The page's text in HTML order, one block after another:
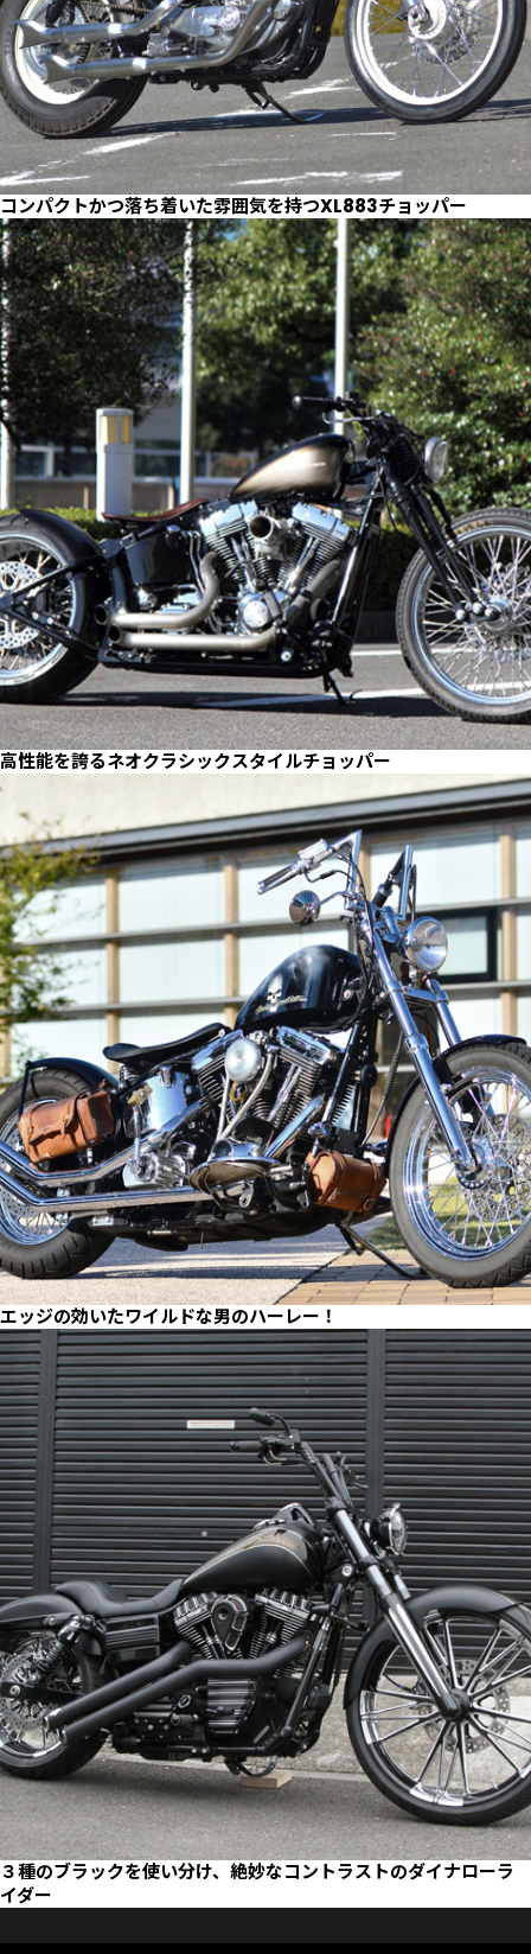
コンパクトかつ落ち着いた雰囲気を持つXL883チョッパー
高性能を誇るネオクラシックスタイルチョッパー
エッジの効いたワイルドな男のハーレー！
３種のブラックを使い分け、絶妙なコントラストのダイナローラ
イダー